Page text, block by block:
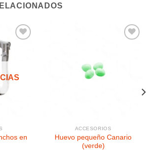
lista de
en
ACCESORIOS
Huevo pequeño Canario
(verde)